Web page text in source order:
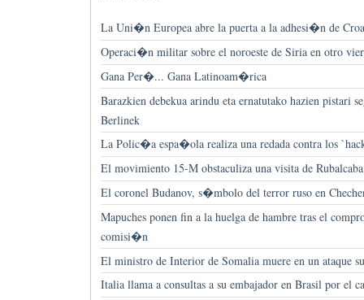
La Uni�n Europea abre la puerta a la adhesi�n de
Operaci�n militar sobre el noroeste de Siria en otro
Gana Per�... Gana Latinoam�rica
Barazkien debekua arindu eta ernatutako hazien pistari
Berlinek
La Polic�a espa�ola realiza una redada contra los
El movimiento 15-M obstaculiza una visita de
El coronel Budanov, s�mbolo del terror ruso en
Mapuches ponen fin a la huelga de hambre tras el
comisi�n
El ministro de Interior de Somalia muere en un ataque
Italia llama a consultas a su embajador en Brasil por el